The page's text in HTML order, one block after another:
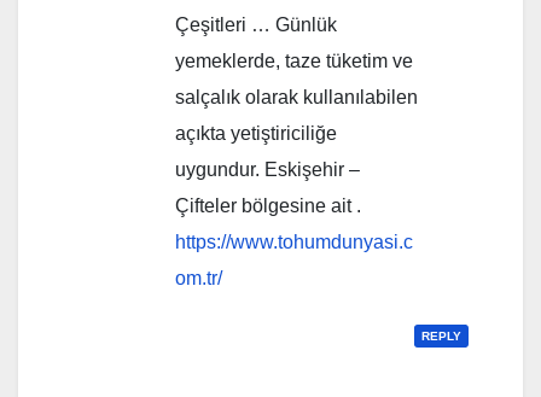
Çeşitleri … Günlük
yemeklerde, taze tüketim ve
salçalık olarak kullanılabilen
açıkta yetiştiriciliğe
uygundur. Eskişehir –
Çifteler bölgesine ait .
https://www.tohumdunyasi.c
om.tr/
REPLY